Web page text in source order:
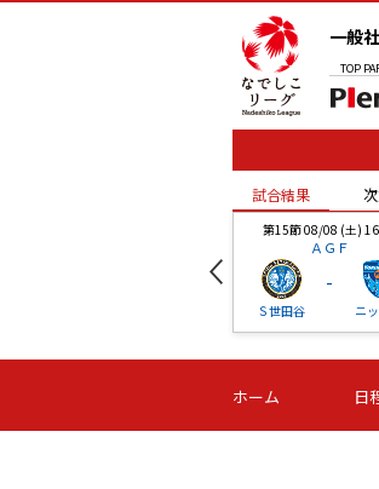
一般
TOP
試合結果
第15節 08/08 (土)
ＡＧＦ
Ｓ世田谷
-
ニ
-
第16節 09/05 (土)
ニッパツ
-
試合結果 次
ホーム 日